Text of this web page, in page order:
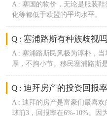
A : 塞国的物价，无论是服装
化等都低于欧盟的平均水平。
Q :塞浦路斯有种族歧视
A : 塞浦路斯民风极为淳朴，
厚，不拘小节。移民塞浦路斯
能碰到一些友好的当地人慷慨
要注重自己的言行举止，尊重
Q : 迪拜房产的投资回报
A : 迪拜的房产是富豪们最喜
球前3，回报率在6%-10%。因